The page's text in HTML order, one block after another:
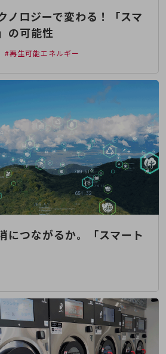
スをご紹介
ン
ド製品
コモ MAX ドコモ mini ドコモBiz かけ放題
ノロジーで変わる！「スマ
の可能性
#再生可能エネルギー
につながるか。「スマート